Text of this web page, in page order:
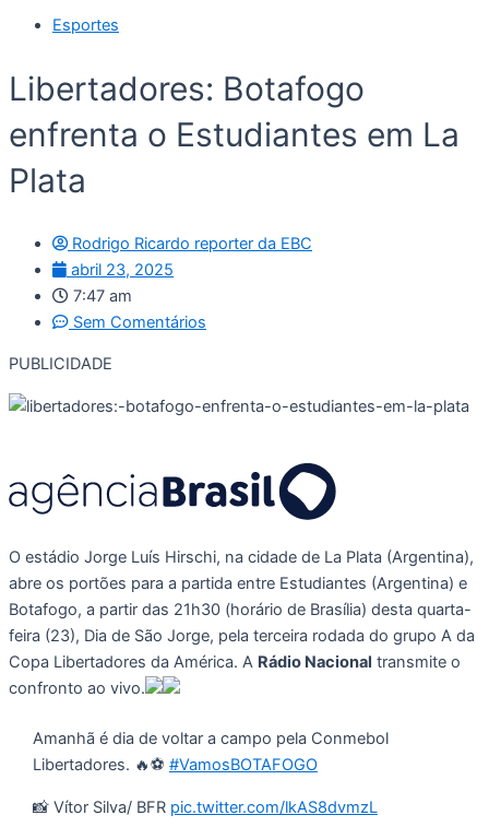
Esportes
Libertadores: Botafogo
enfrenta o Estudiantes em La
Plata
Rodrigo Ricardo reporter da EBC
abril 23, 2025
7:47 am
Sem Comentários
PUBLICIDADE
O estádio Jorge Luís Hirschi, na cidade de La Plata (Argentina),
abre os portões para a partida entre Estudiantes (Argentina) e
Botafogo, a partir das 21h30 (horário de Brasília) desta quarta-
feira (23), Dia de São Jorge, pela terceira rodada do grupo A da
Copa Libertadores da América. A Rádio Nacional transmite o
confronto ao vivo.
Amanhã é dia de voltar a campo pela Conmebol
Libertadores. 🔥⚽️ #VamosBOTAFOGO
📸 Vítor Silva/ BFR pic.twitter.com/lkAS8dvmzL